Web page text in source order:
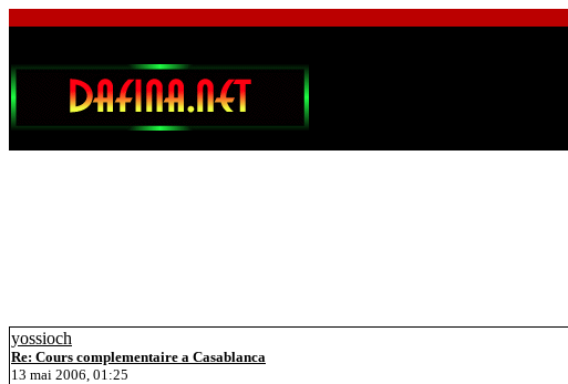
yossioch
Re: Cours complementaire a Casablanca
13 mai 2006, 01:25